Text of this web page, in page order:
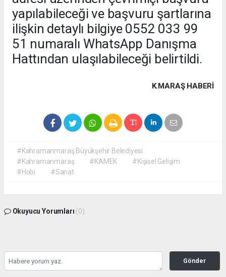
yapılabileceği ve başvuru şartlarına
ilişkin detaylı bilgiye 0552 033 99
51 numaralı WhatsApp Danışma
Hattından ulaşılabileceği belirtildi.
K.MARAŞ HABERİ
#Kahramanmaraş Büyükşehir Belediyesi
#Kahramanmaraş
#KAMEK
#Kişisel Gelişim
#Hobi
#Sanat
Okuyucu Yorumları (0)
Gönder